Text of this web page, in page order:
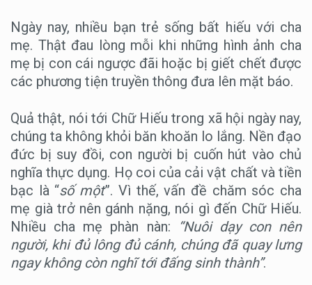
Ngày nay, nhiều bạn trẻ sống bất hiếu với cha
mẹ. Thật đau lòng mỗi khi những hình ảnh cha
mẹ bị con cái ngược đãi hoặc bị giết chết được
các phương tiện truyền thông đưa lên mặt báo.
Quả thật, nói tới Chữ Hiếu trong xã hội ngày nay,
chúng ta không khỏi băn khoăn lo lắng. Nền đạo
đức bị suy đồi, con người bị cuốn hút vào chủ
nghĩa thực dụng. Họ coi của cải vật chất và tiền
bạc là “số một”. Vì thế, vấn đề chăm sóc cha
mẹ già trở nên gánh nặng, nói gì đến Chữ Hiếu.
Nhiều cha mẹ phàn nàn:
“Nuôi dạy con nên
người, khi đủ lông đủ cánh, chúng đã quay lưng
ngay không còn nghĩ tới đấng sinh thành”.